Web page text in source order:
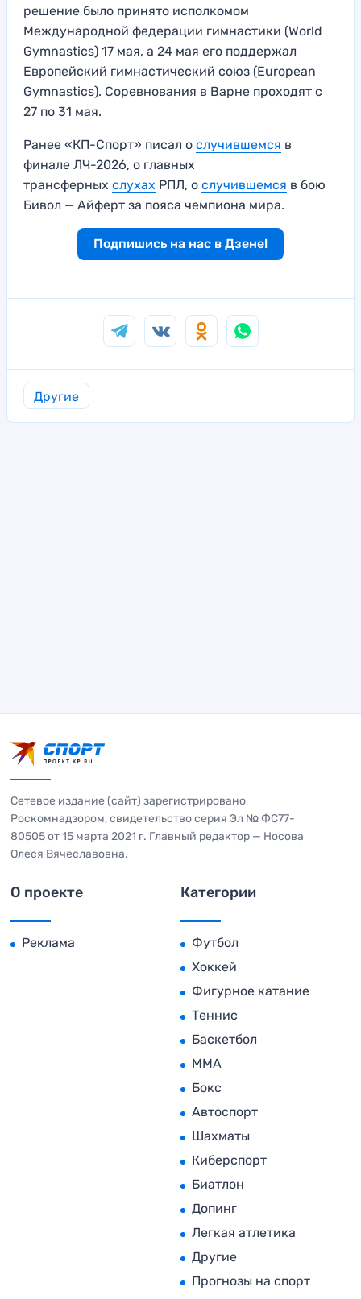
решение было принято исполкомом
Международной федерации гимнастики (World
Gymnastics) 17 мая, а 24 мая его поддержал
Европейский гимнастический союз (European
Gymnastics). Соревнования в Варне проходят с
27 по 31 мая.
Ранее «КП-Спорт» писал о случившемся в
финале ЛЧ-2026, о главных
трансферных слухах РПЛ, о случившемся в бою
Бивол — Айферт за пояса чемпиона мира.
Подпишись на нас в Дзене!
Другие
Сетевое издание (сайт) зарегистрировано
Роскомнадзором, свидетельство серия Эл № ФС77-
80505 от 15 марта 2021 г. Главный редактор — Носова
Олеся Вячеславовна.
О проекте
Реклама
Категории
Футбол
Хоккей
Фигурное катание
Теннис
Баскетбол
MMA
Бокс
Автоспорт
Шахматы
Киберспорт
Биатлон
Допинг
Легкая атлетика
Другие
Прогнозы на спорт